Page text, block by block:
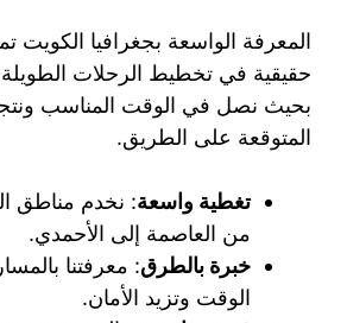
المعرفة الواسعة بجغرافيا الكويت
حقيقية في تخطيط الرحلات الطويلة
بحيث نصل في الوقت المناسب
المتوقعة على الطريق.
تغطية واسعة: نخدم مناطق
من العاصمة إلى الأحمدي.
خبرة بالطرق: معرفتنا
الوقت وتزيد الأمان.